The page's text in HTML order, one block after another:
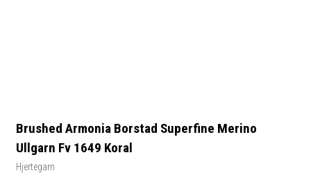
Brushed Armonia Borstad Superfine Merino
Ullgarn Fv 1649 Koral
Hjertegarn